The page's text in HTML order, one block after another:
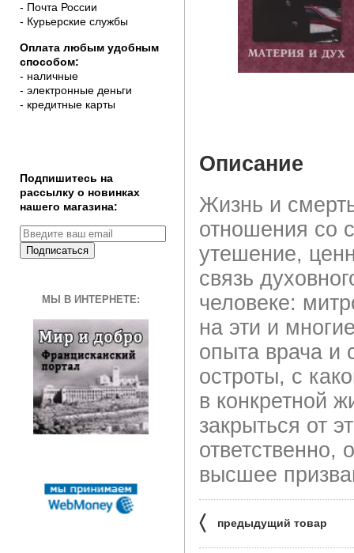
Описание
Жизнь и
отношения со
утешение,
связь
человеке:
на эти и
опыта врача и
остроты, с
в конкретной
закрыться от
ответственно,
высшее
〈 предыдущий товар
- Почта России
- Курьерские службы
Оплата любым удобным
способом:
- наличные
- электронные деньги
- кредитные карты
Подпишитесь на
рассылку о новинках
нашего магазина:
Подписаться
МЫ В ИНТЕРНЕТЕ: